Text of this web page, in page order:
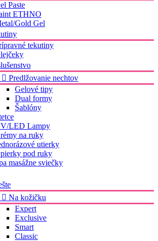
Paste
ETHNO
Gold Gel
tekutiny
 Predlžovanie nechtov
Gelové tipy
Dual formy
Šablóny
LED Lampy
na ruky
utierky
pod ruky
masážne sviečky
 Na kožičku
Expert
Exclusive
Smart
Classic